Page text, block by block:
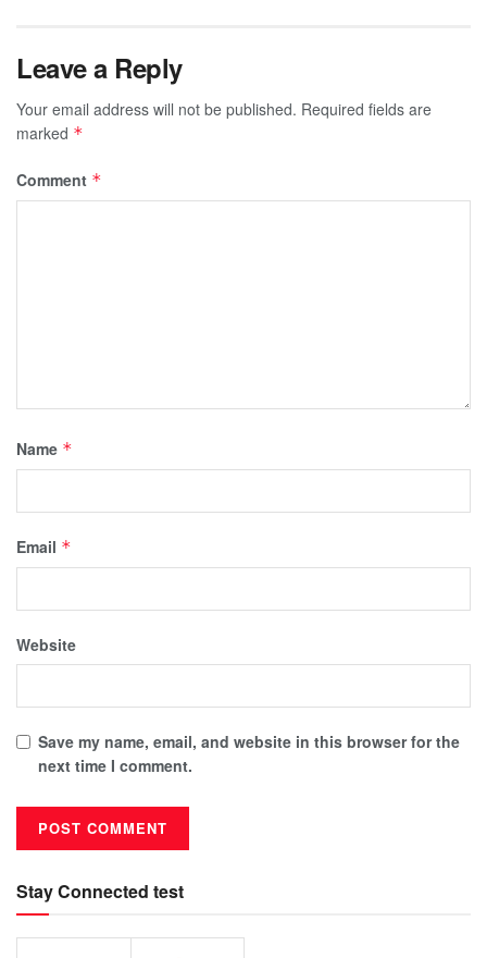
Leave a Reply
Your email address will not be published. Required fields are
marked *
Comment *
Name *
Email *
Website
Save my name, email, and website in this browser for the
next time I comment.
Stay Connected test